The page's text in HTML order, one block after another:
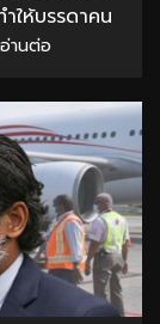
ให้บรรดาคน
อ่านต่อ